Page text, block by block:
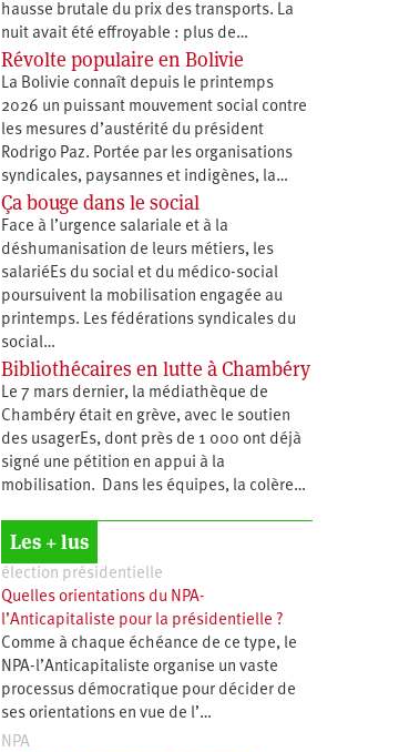
hausse brutale du prix des transports. La
nuit avait été effroyable : plus de…
Révolte populaire en Bolivie
La Bolivie connaît depuis le printemps
2026 un puissant mouvement social contre
les mesures d’austérité du président
Rodrigo Paz. Portée par les organisations
syndicales, paysannes et indigènes, la…
Ça bouge dans le social
Face à l’urgence salariale et à la
déshumanisation de leurs métiers, les
salariéEs du social et du médico-social
poursuivent la mobilisation engagée au
printemps. Les fédérations syndicales du
social…
Bibliothécaires en lutte à Chambéry
Le 7 mars dernier, la médiathèque de
Chambéry était en grève, avec le soutien
des usagerEs, dont près de 1 000 ont déjà
signé une pétition en appui à la
mobilisation. Dans les équipes, la colère…
Les + lus
élection présidentielle
Quelles orientations du NPA-
l’Anticapitaliste pour la présidentielle ?
Comme à chaque échéance de ce type, le
NPA-l’Anticapitaliste organise un vaste
processus démocratique pour décider de
ses orientations en vue de l’…
NPA